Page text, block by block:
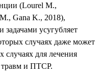
(Lourel M.,
Gana K., 2018),
усугубляет
случаях даже может
случаях для лечения
травм и ПТСР.